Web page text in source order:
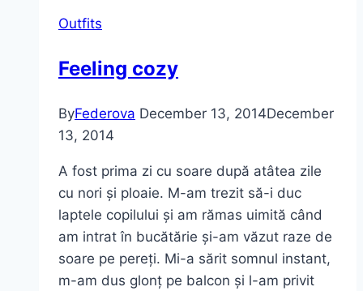
Vintage
Outfits
Feeling cozy
ByFederova December 13, 2014December
13, 2014
A fost prima zi cu soare după atâtea zile
cu nori și ploaie. M-am trezit să-i duc
laptele copilului și am rămas uimită când
am intrat în bucătărie și-am văzut raze de
soare pe pereți. Mi-a sărit somnul instant,
m-am dus glonț pe balcon și l-am privit